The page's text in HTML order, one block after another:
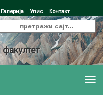
Галерија Упис Контакт